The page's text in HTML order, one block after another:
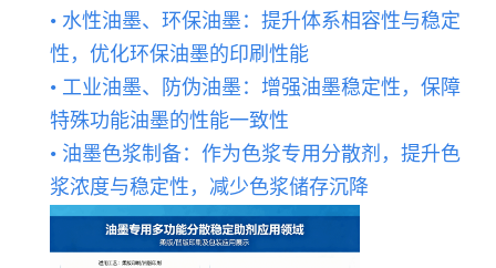
• 水性油墨、环保油墨：提升体系相容性与稳定
性，优化环保油墨的印刷性能
• 工业油墨、防伪油墨：增强油墨稳定性，保障
特殊功能油墨的性能一致性
• 油墨色浆制备：作为色浆专用分散剂，提升色
浆浓度与稳定性，减少色浆储存沉降